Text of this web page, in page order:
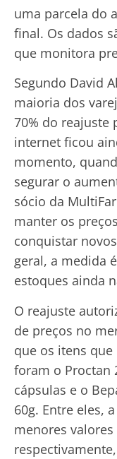
uma parcela do
final. Os dados
que monitora
Segundo David
maioria dos
70% do reajuste
internet ficou
momento,
segurar o
sócio da
manter os
conquistar
geral, a medida
estoques ainda
O reajuste
de preços no
que os itens
foram o Proctan
cápsulas e o
60g. Entre eles,
menores
respectivamente,